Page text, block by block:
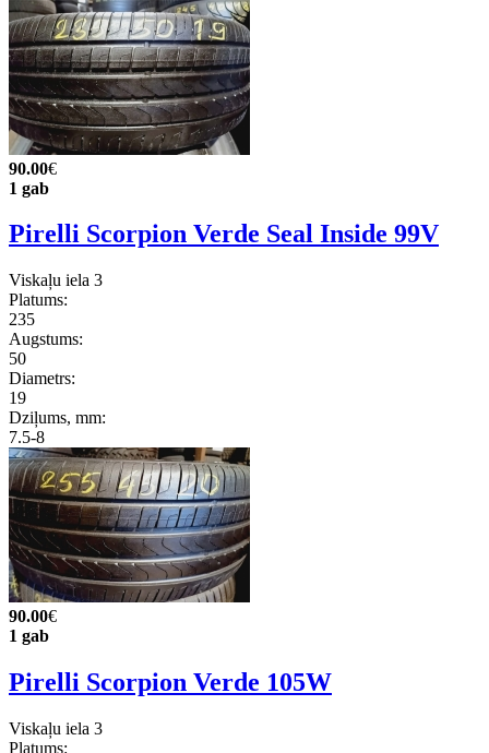
90.00€
1 gab
Pirelli Scorpion Verde Seal Inside 99V
Viskaļu iela 3
Platums:
235
Augstums:
50
Diametrs:
19
Dziļums, mm:
7.5-8
90.00€
1 gab
Pirelli Scorpion Verde 105W
Viskaļu iela 3
Platums: